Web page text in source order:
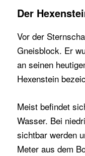
Der
Vor der
Gneisblock. Er
an seinen
Hexenstein
Meist befindet
Wasser. Bei
sichtbar werden
Meter aus dem